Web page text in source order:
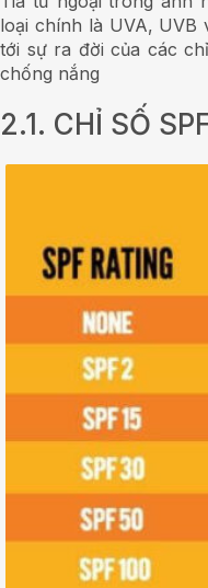
loại chính là UVA, UVB
tới sự ra đời của các
chống nắng
2.1. CHỈ SỐ